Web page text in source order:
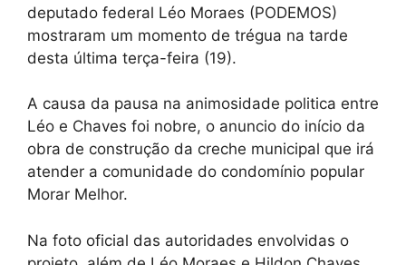
deputado federal Léo Moraes (PODEMOS)
mostraram um momento de trégua na tarde
desta última terça-feira (19).
A causa da pausa na animosidade politica entre
Léo e Chaves foi nobre, o anuncio do início da
obra de construção da creche municipal que irá
atender a comunidade do condomínio popular
Morar Melhor.
Na foto oficial das autoridades envolvidas o